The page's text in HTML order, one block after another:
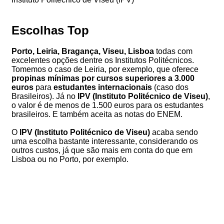
Escolhas Top
Porto, Leiria, Bragança, Viseu, Lisboa todas com
excelentes opções dentre os Institutos Politécnicos.
Tomemos o caso de Leiria, por exemplo, que oferece
propinas mínimas por cursos superiores a 3.000
euros para estudantes internacionais (caso dos
Brasileiros). Já no
IPV (Instituto Politécnico de Viseu),
o valor é de menos de 1.500 euros para os estudantes
brasileiros. E também aceita as notas do ENEM.
O IPV (Instituto Politécnico de Viseu) acaba sendo
uma escolha bastante interessante, considerando os
outros custos, já que são mais em conta do que em
Lisboa ou no Porto, por exemplo.